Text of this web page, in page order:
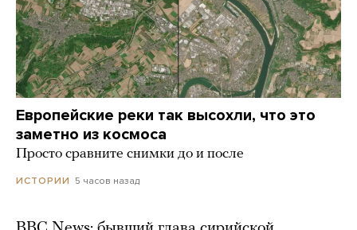
Европейские реки так высохли, что это
заметно из космоса
Просто сравните снимки до и после
ИСТОРИИ 5 часов назад